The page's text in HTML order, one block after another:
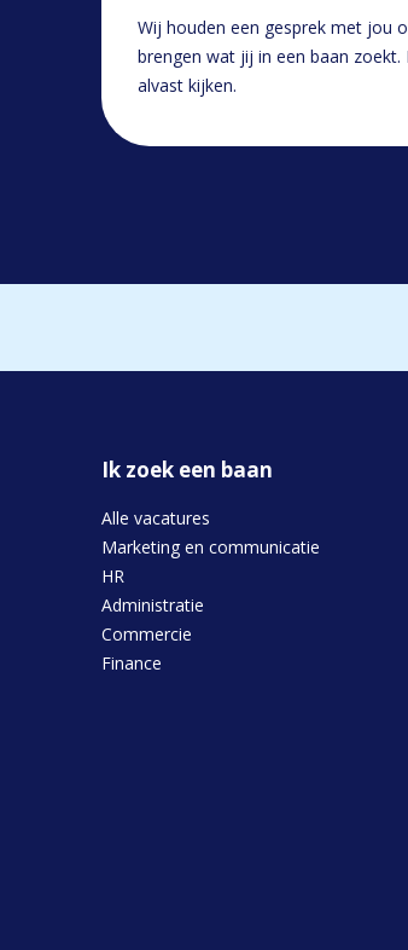
Wij houden een gesprek met jou
brengen wat jij in een baan zoekt.
alvast kijken.
Ik zoek een baan
Alle vacatures
Marketing en communicatie
HR
Administratie
Commercie
Finance